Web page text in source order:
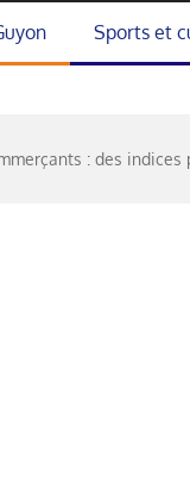
Sports et
: des